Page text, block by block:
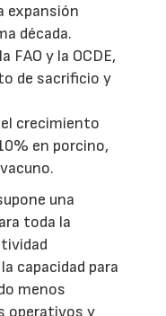
expansión
década.
FAO y la OCDE,
de sacrificio y
crecimiento
en porcino,
una
toda la
capacidad para
menos